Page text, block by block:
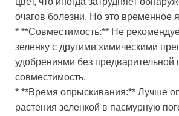
очагов болезни. Но это временное
* **Совместимость:** Не
зеленку с другими химическими
удобрениями без предварительной
совместимость.
* **Время опрыскивания:** Лучше
растения зеленкой в пасмурную